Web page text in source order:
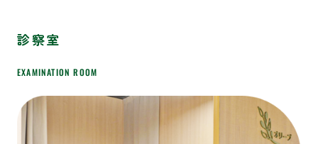
診察室
EXAMINATION ROOM